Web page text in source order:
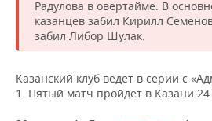
ВУЗЫ ТАТАРСТАНА
КОМУ ПРИНАДЛЕЖАТ
ТАТАРСТАНА
БАНКИ
ИНВЕСТИЦИИ
АГРОПРОМ
НЕФТЕХИМИЯ
НОВОСТИ НЕДВИЖИМОСТИ
АВТО
НОВОСТИ АВТО
БИЗНЕС
НОВОСТИ БИЗНЕСА
ТЕХНОЛОГИИ
Радулова в овертайме. В
казанцев забил Кирилл
забил Либор Шулак.
Казанский клуб ведет в серии с
1. Пятый матч пройдет в Казани